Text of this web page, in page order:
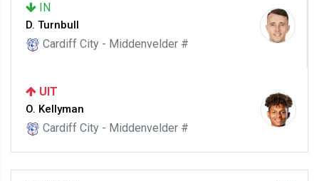
IN
D. Turnbull
Cardiff City - Middenvelder #
UIT
O. Kellyman
Cardiff City - Middenvelder #